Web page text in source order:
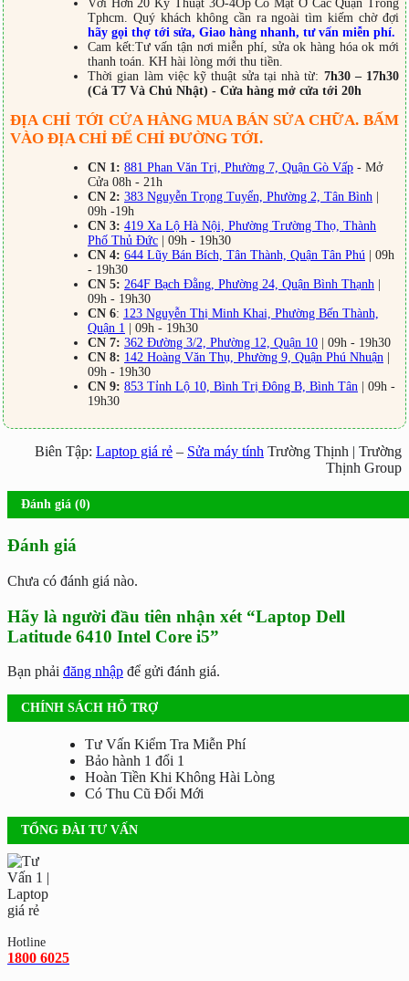
Với Hơn 20 Kỹ Thuật 3O-4Op Có Mặt Ở Các Quận Trong
Tphcm. Quý khách không cần ra ngoài tìm kiếm chờ đợi
hãy gọi thợ tới sửa, Giao hàng nhanh, tư vấn miễn phí.
Cam kết:Tư vấn tận nơi miễn phí, sửa ok hàng hóa ok mới
thanh toán. KH hài lòng mới thu tiền.
Thời gian làm việc kỹ thuật sửa tại nhà từ: 7h30 – 17h30
(Cả T7 Và Chủ Nhật) - Cửa hàng mở cửa tới 20h
ĐỊA CHỈ TỚI CỬA HÀNG MUA BÁN SỬA CHỮA. BẤM
VÀO ĐỊA CHỈ ĐỂ CHỈ ĐƯỜNG TỚI.
CN 1: 881 Phan Văn Trị, Phường 7, Quận Gò Vấp - Mở
Cửa 08h - 21h
CN 2: 383 Nguyễn Trọng Tuyển, Phường 2, Tân Bình
09h -19h
CN 3: 419 Xa Lộ Hà Nội, Phường Trường Thọ, Thành
Phố Thủ Đức | 09h - 19h30
CN 4: 644 Lũy Bán Bích, Tân Thành, Quận Tân Phú | 09h
- 19h30
CN 5: 264F Bạch Đằng, Phường 24, Quận Bình Thạnh
09h - 19h30
CN 6: 123 Nguyễn Thị Minh Khai, Phường Bến Thành,
Quận 1 | 09h - 19h30
CN 7: 362 Đường 3/2, Phường 12, Quận 10 | 09h - 19h30
CN 8: 142 Hoàng Văn Thụ, Phường 9, Quận Phú Nhuận
09h - 19h30
CN 9: 853 Tỉnh Lộ 10, Bình Trị Đông B, Bình Tân | 09h -
19h30
Biên Tập: Laptop giá rẻ – Sửa máy tính Trường Thịnh | Trường
Thịnh Group
Đánh giá (0)
Đánh giá
Chưa có đánh giá nào.
Hãy là người đầu tiên nhận xét “Laptop Dell
Latitude 6410 Intel Core i5”
Bạn phải đăng nhập để gửi đánh giá.
CHÍNH SÁCH HỖ TRỢ
Tư Vấn Kiểm Tra Miễn Phí
Bảo hành 1 đổi 1
Hoàn Tiền Khi Không Hài Lòng
Có Thu Cũ Đổi Mới
TỔNG ĐÀI TƯ VẤN
Hotline
1800 6025